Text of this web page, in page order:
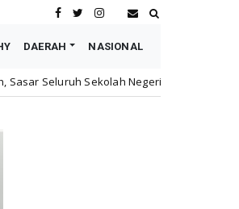
DAERAH NASIONAL
Negeri dan Swasta Daerah